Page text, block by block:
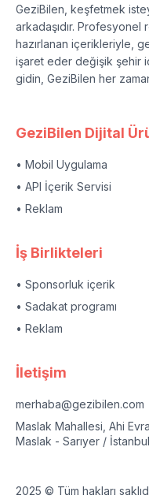
GeziBilen, keşfetmek
arkadaşıdır.
hazırlanan içerikleriyle,
işaret eder değişik şehir
gidin, GeziBilen her
GeziBilen Dijital
• Mobil Uygulama
• API İçerik Servisi
• Reklam
İş Birlikteleri
• Sponsorluk içerik
• Sadakat programı
• Reklam
İletişim
merhaba@gezibilen.com
Maslak Mahallesi, Ahi
Maslak - Sarıyer / İstanbul
2025 © Tüm hakları